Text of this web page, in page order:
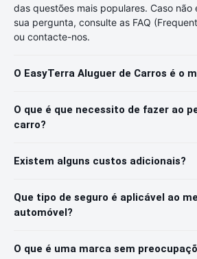
das questões mais populares. Caso não
sua pergunta, consulte as FAQ
ou contacte-nos.
O EasyTerra Aluguer de Carros é o
O que é que necessito de fazer ao
carro?
Existem alguns custos adicionais?
Que tipo de seguro é aplicável ao
automóvel?
O que é uma marca sem